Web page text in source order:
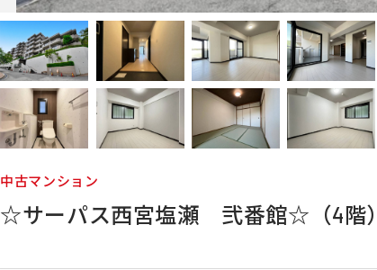
中古マンション
☆サーパス西宮塩瀬 弐番館☆（4階）